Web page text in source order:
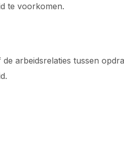
te voorkomen.
arbeidsrelaties tussen